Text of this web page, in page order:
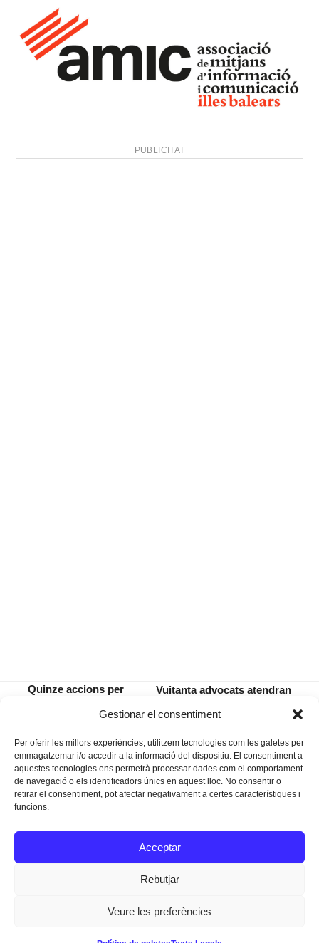
Gestionar el consentiment
Per oferir les millors experiències, utilitzem tecnologies com les galetes per
emmagatzemar i/o accedir a la informació del dispositiu. El consentiment a
aquestes tecnologies ens permetrà processar dades com el comportament
de navegació o els identificadors únics en aquest lloc. No consentir o
retirar el consentiment, pot afectar negativament a certes característiques i
funcions.
Acceptar
Rebutjar
Veure les preferències
PUBLICITAT
Quinze accions per
Galmés durant el 2017
next
Vuitanta advocats atendran
consultes dels ciutadans
Instagram
Facebook
Twitter
Texts Legals